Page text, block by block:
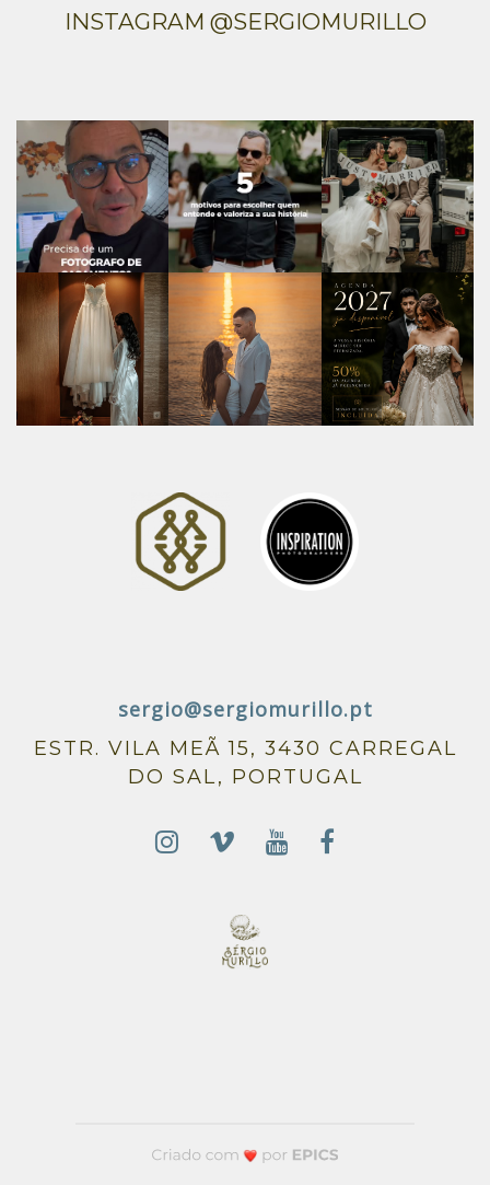
INSTAGRAM @SERGIOMURILLO
sergio@sergiomurillo.pt
ESTR. VILA MEÃ 15, 3430 CARREGAL
DO SAL, PORTUGAL